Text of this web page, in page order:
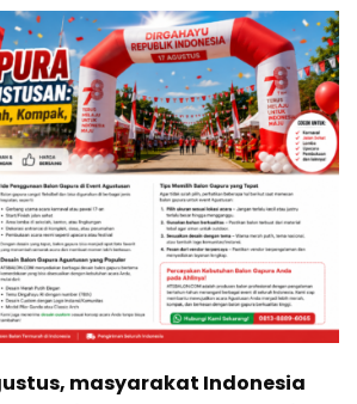
masyarakat Indonesia